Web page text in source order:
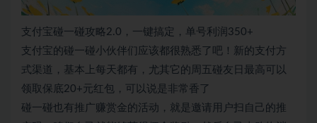
支付宝碰一碰攻略2.0，一键搞定，单号利润350+
支付宝的碰一碰小伙伴们应该都很熟悉了吧！新的支付方
式渠道，基本上每天都有，尤其它的周五碰友日最高可以
领取保底20+元红包，可以说是非常香了
碰一碰也有推广赚赏金的活动，就是邀请用户扫自己的推